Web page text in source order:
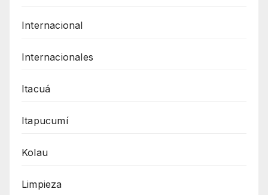
Internacional
Internacionales
Itacuá
Itapucumí
Kolau
Limpieza